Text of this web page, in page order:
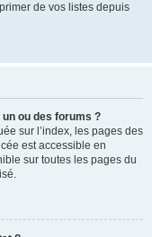
de vos listes depuis
ou des forums ?
sur l’index, les pages des
est accessible en
sur toutes les pages du